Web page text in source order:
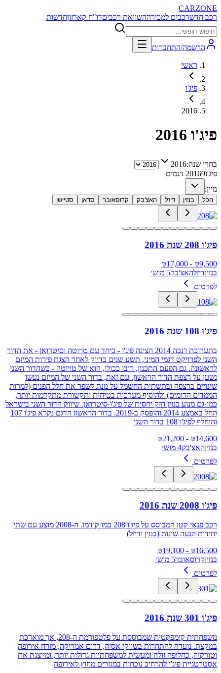
CARZONE
רכב חדשרכבים למכירההשוואת רכביםדו"ח קארזוןחדשות
הרשמה/התחברות
ראשי
פיג'ו
2016
פיג'ו 2016
בחרו שנה:2016
פיג'ו 20169
דגמים
מיון:
הכל בנזין דיזל האצ'בק קרוסאובר סדאן סטיישן
פיג'ו 208 שנת 2016
₪9,500
- ₪
17,000
בנזיןדיזלהאצ'בק5 מוש׳
לפרטים
פיג'ו 108 שנת 2016
בתערוכת ז'נבה 2014 הציגה פיג'ו - ביחד עם טויוטה וסיטרואן - את הדור
השני לפרויקט דגמי המיני, תשע שנים בדיוק לאחר הצגת פירות המיזם
לראשונה. גם הפעם התכנון, רובו ככולו, הוא של טויוטה - כשהדור השני
נשען על רצפת הדור הראשון. עם זאת, בדור השני של המיזם נעשו
שינויים ברצפה ובתשתית החשמל על מנת לשפר את חלל הפנים (למרות
הממדים הדומים) ולהוסיף מערכות בטיחות ותקשורת מתקדמות יותר,
כמו-גם מנוע בנזין חזק יחסית של פיג'ו-סיטרואן. שיווק הדור השני בישראל
החל באמצע 2014 והופסק ב-2019. בדור הראשון הדגם נקרא פיג'ו 107
והוחלף לפיג'ו 108 בדור השני
₪14,600
- ₪
21,200
בנזיןהאצ'בק4 מוש׳
לפרטים
פיג'ו 2008 שנת 2016
רכב פנאי קטן המבוסס על פיג'ו 208 כמו קודמו. ה-2008 מוצע עם שתי
יחידות הנעה שונות (בנזין ודיזל)
₪16,500
- ₪
19,100
בנזיןקרוסאובר5 מוש׳
לפרטים
פיג'ו 301 שנת 2016
משפחתית קומפקטית שמבוססת על פלטפורמת ה‑208, אך מוארכת
במקצת. נועדה להתחרות בשווקי אסיה, דרום אמריקה, מזרח אירופה
וטורקיה, כחלופה זולה ומעשית למשפחתיות גדולות יותר, ומייצגת את
אסטרטגיית פיג'ו להרחיב נוכחות במגזרים מחוץ לאירופה